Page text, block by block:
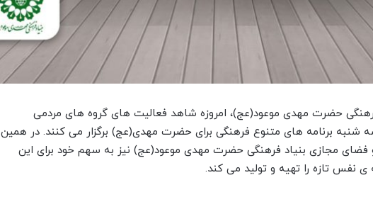
حضرت مهدی موعود(عج)، امروزه شاهد فعالیت های گروه های مردمی
برنامه های متنوع فرهنگی برای حضرت مهدی(عج) برگزار می کنند. در همین
و فضای مجازی بنیاد فرهنگی حضرت مهدی موعود(عج) نیز به سهم خود برای این
نفس تازه را تهیه و تولید می کند.